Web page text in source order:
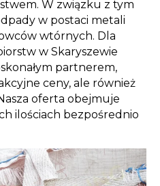
W związku z tym
w postaci metali
wtórnych. Dla
w Skaryszewie
partnerem,
ceny, ale również
oferta obejmuje
ilościach bezpośrednio